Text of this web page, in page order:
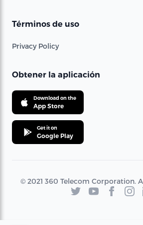
Términos de uso
Privacy Policy
Obtener la aplicación
Download on the
App Store
Get it on
Google Play
© 2021 360 Telecom Corporation.